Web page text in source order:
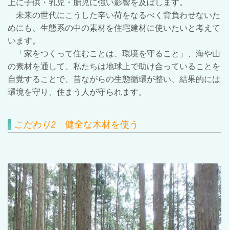
上に子供・乳児・胎児に強い影響を及ぼします。
未来の世代にこうした辛い荷をなるべく背負わせないた
めにも、生態系の中の素材を住宅建材に使いたいと考えて
います。
「家をつくって住むことは、環境を守ること」、海や山
の素材を通して、私たちは地球上で助け合っていることを
自覚することで、昔ながらの生態循環が整い、結果的には
環境を守り、住まう人が守られます。
こだわり2 健全な木材を使う